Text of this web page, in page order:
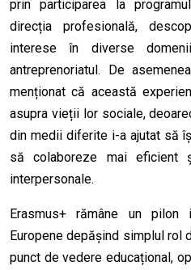
prin participarea la
direcția profesională,
interese în diverse
antreprenoriatul. De
menționat că această
asupra vieții lor sociale,
din medii diferite i-a ajutat să
săcolaboreze mai
interpersonale.
Erasmus+ rămâne un pilon
Europene depășind simplul rol
punct de vedere educațional,